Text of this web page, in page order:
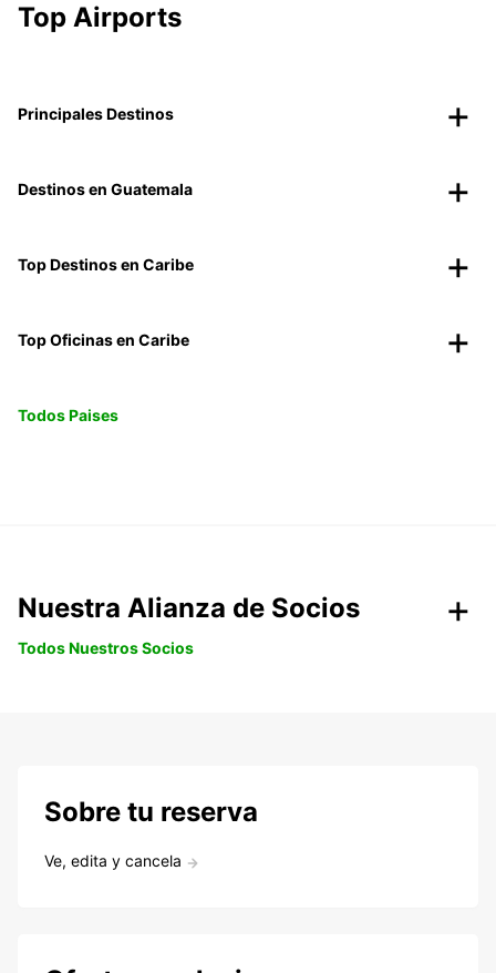
Top Airports
Principales Destinos
Destinos en Guatemala
Top Destinos en Caribe
Top Oficinas en Caribe
Todos Paises
Nuestra Alianza de Socios
Todos Nuestros Socios
Sobre tu reserva
Ve, edita y cancela